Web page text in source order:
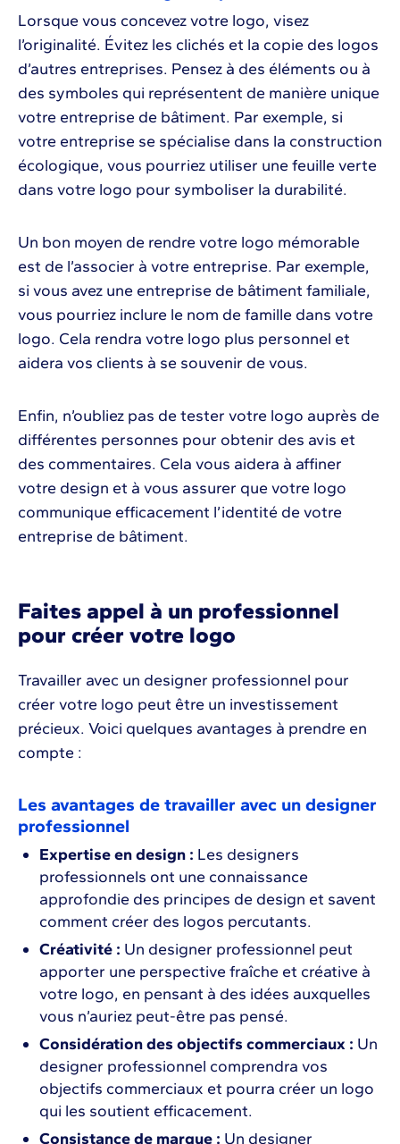
Lorsque vous concevez votre logo, visez
l’originalité. Évitez les clichés et la copie des logos
d’autres entreprises. Pensez à des éléments ou à
des symboles qui représentent de manière unique
votre entreprise de bâtiment. Par exemple, si
votre entreprise se spécialise dans la construction
écologique, vous pourriez utiliser une feuille verte
dans votre logo pour symboliser la durabilité.
Un bon moyen de rendre votre logo mémorable
est de l’associer à votre entreprise. Par exemple,
si vous avez une entreprise de bâtiment familiale,
vous pourriez inclure le nom de famille dans votre
logo. Cela rendra votre logo plus personnel et
aidera vos clients à se souvenir de vous.
Enfin, n’oubliez pas de tester votre logo auprès de
différentes personnes pour obtenir des avis et
des commentaires. Cela vous aidera à affiner
votre design et à vous assurer que votre logo
communique efficacement l’identité de votre
entreprise de bâtiment.
Faites appel à un professionnel
pour créer votre logo
Travailler avec un designer professionnel pour
créer votre logo peut être un investissement
précieux. Voici quelques avantages à prendre en
compte :
Les avantages de travailler avec un designer
professionnel
Expertise en design : Les designers
professionnels ont une connaissance
approfondie des principes de design et savent
comment créer des logos percutants.
Créativité : Un designer professionnel peut
apporter une perspective fraîche et créative à
votre logo, en pensant à des idées auxquelles
vous n’auriez peut-être pas pensé.
Considération des objectifs commerciaux : Un
designer professionnel comprendra vos
objectifs commerciaux et pourra créer un logo
qui les soutient efficacement.
Consistance de marque : Un designer